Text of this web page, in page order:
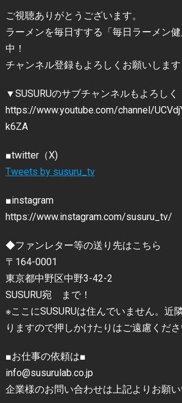
ご視聴ありがとうございます。
ラーメンを毎日すする「毎日ラーメン
中！
チャンネル登録もよろしくお願いします
▼SUSURUのサブチャンネルもよろし
https://www.youtube.com/channel/
k6ZA
■twitter（X)
Tweets by susuru_tv
■instagram
https://www.instagram.com/susuru_tv/
◆ファンレター等の送り先はこちら
〒164-0001
東京都中野区中野3-42-2
SUSURU宛 まで！
※ここにSUSURUは住んでいません。近
りますので押しかけたりはご遠慮くださ
■お仕事の依頼は■
info@susurulab.co.jp
企業様のお問い合わせは上記よりお願い